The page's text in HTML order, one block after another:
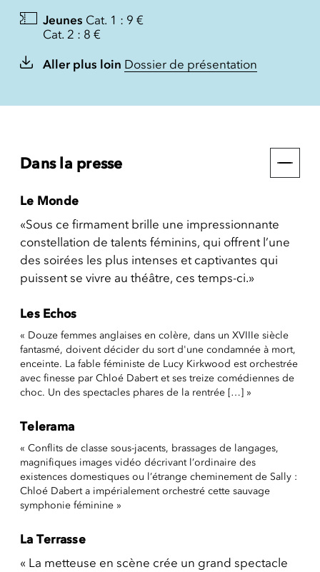
Jeunes Cat. 1 : 9 €
Cat. 2 : 8 €
Aller plus loin Dossier de présentation
Dans la presse
Le Monde
«Sous ce firmament brille une impressionnante
constellation de talents féminins, qui offrent l’une
des soirées les plus intenses et captivantes qui
puissent se vivre au théâtre, ces temps-ci.»
Les Echos
« Douze femmes anglaises en colère, dans un XVIIIe siècle
fantasmé, doivent décider du sort d'une condamnée à mort,
enceinte. La fable féministe de Lucy Kirkwood est orchestrée
avec finesse par Chloé Dabert et ses treize comédiennes de
choc. Un des spectacles phares de la rentrée […] »
Telerama
« Conflits de classe sous-jacents, brassages de langages,
magnifiques images vidéo décrivant l’ordinaire des
existences domestiques ou l’étrange cheminement de Sally :
Chloé Dabert a impérialement orchestré cette sauvage
symphonie féminine »
La Terrasse
« La metteuse en scène crée un grand spectacle